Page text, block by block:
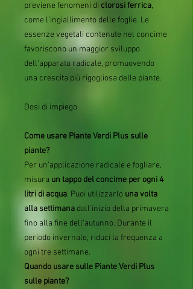
previene fenomeni di clorosi ferrica,
come l’ingiallimento delle foglie. Le
essenze vegetali contenute nel concime
favoriscono un maggior sviluppo
dell’apparato radicale, promuovendo
una crescita più rigogliosa delle piante.
Dosi di impiego
Come usare Piante Verdi Plus sulle
piante?
Per un’applicazione radicale e fogliare,
misura un tappo del concime per ogni 4
litri di acqua. Puoi utilizzarlo una volta
alla settimana dall’inizio della primavera
fino alla fine dell’autunno. Durante il
periodo invernale, riduci la frequenza a
ogni tre settimane.
Quando usare sulle Piante Verdi Plus
sulle piante?